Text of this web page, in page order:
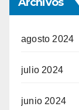
agosto 2024
julio 2024
junio 2024